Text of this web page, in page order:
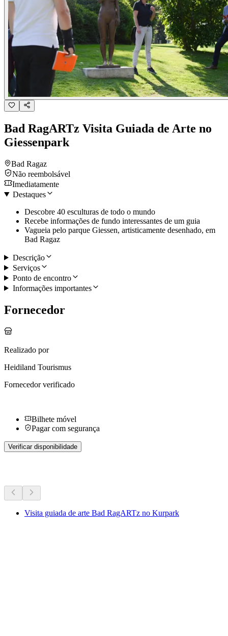
Bad RagARTz Visita Guiada de Arte no
Giessenpark
Bad Ragaz
Não reembolsável
Imediatamente
Destaques
Descobre 40 esculturas de todo o mundo
Recebe informações de fundo interessantes de um guia
Vagueia pelo parque Giessen, artisticamente desenhado, em
Bad Ragaz
Descrição
Serviços
Ponto de encontro
Informações importantes
Fornecedor
Realizado por
Heidiland Tourismus
Fornecedor verificado
Bilhete móvel
Pagar com segurança
Verificar disponibilidade
Visita guiada de arte Bad RagARTz no Kurpark